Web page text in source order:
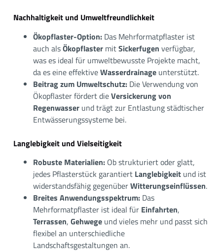
Nachhaltigkeit und Umweltfreundlichkeit
Ökopflaster-Option:Das Mehrformatpflaster ist
auch alsÖkopflastermitSickerfugen verfügbar,
was es ideal für umweltbewusste Projekte macht,
da es eine effektiveWasserdrainageunterstützt.
Beitrag zum Umweltschutz:Die Verwendung von
Ökopflaster fördert dieVersickerung von
Regenwasserund trägt zur Entlastung städtischer
Entwässerungssysteme bei.
Langlebigkeit und Vielseitigkeit
Robuste Materialien:Ob strukturiert oder glatt,
jedes Pflasterstück garantiert Langlebigkeitund ist
widerstandsfähig gegenüberWitterungseinflüssen.
Breites Anwendungsspektrum:Das
Mehrformatpflaster ist ideal für Einfahrten,
Terrassen, Gehwegeund vieles mehr und passt sich
flexibel an unterschiedliche
Landschaftsgestaltungen an.